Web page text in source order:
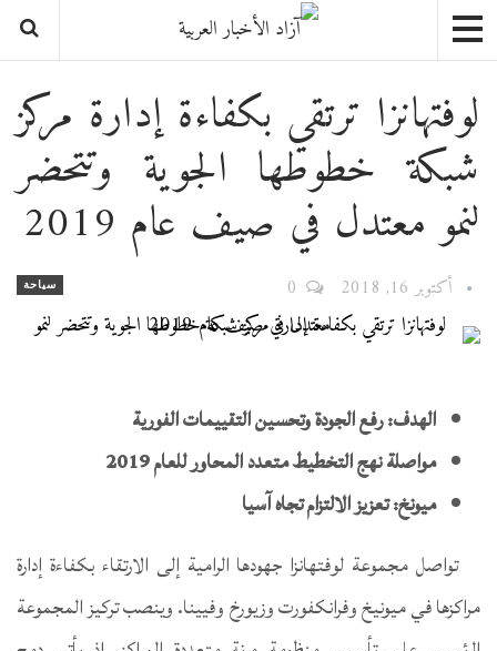
لوفتهانزا ترتقي بكفاءة إدارة مركز
شبكة خطوطها الجوية وتتحضر
لنمو معتدل في صيف عام 2019
سياحة أكتوبر 16, 2018
الهدف: رفع الجودة وتحسين التقييمات الفورية
مواصلة نهج التخطيط متعدد المحاور للعام 2019
ميونخ: تعزيز الالتزام تجاه آسيا
تواصل مجموعة لوفتهانزا جهودها الرامية إلى الارتقاء بكفاءة إدارة
مراكزها في ميونيخ وفرانكفورت وزيورخ وفيينا. وينصب تركيز المجموعة